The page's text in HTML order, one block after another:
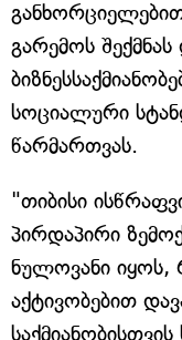
გარემოს შექმნას
სოციალური
წარმართვას.
"თიბისი
პირდაპირი
ნულოვანი იყოს,
აქტივობებით